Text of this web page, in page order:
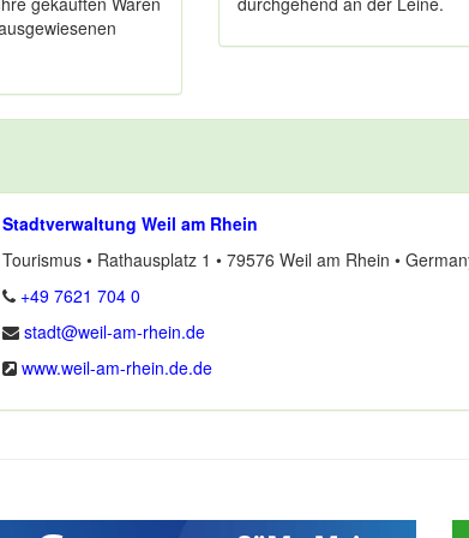
Stadtverwaltung Weil am Rhein
Tourismus • Rathausplatz 1 • 79576 Weil am Rhein •
+49 7621 704 0
stadt@weil-am-rhein.de
www.weil-am-rhein.de.de